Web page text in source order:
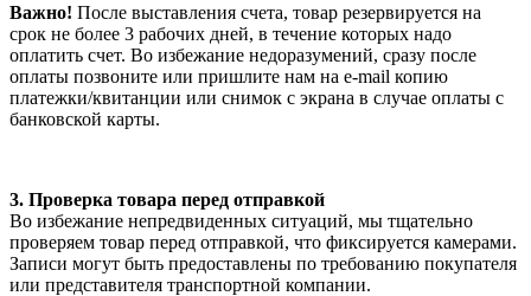
Важно! После выставления счета, товар резервируется на
срок не более 3 рабочих дней, в течение которых надо
оплатить счет. Во избежание недоразумений, сразу после
оплаты позвоните или пришлите нам на e-mail копию
платежки/квитанции или снимок с экрана в случае оплаты с
банковской карты.
3. Проверка товара перед отправкой
Во избежание непредвиденных ситуаций, мы тщательно
проверяем товар перед отправкой, что фиксируется камерами.
Записи могут быть предоставлены по требованию покупателя
или представителя транспортной компании.